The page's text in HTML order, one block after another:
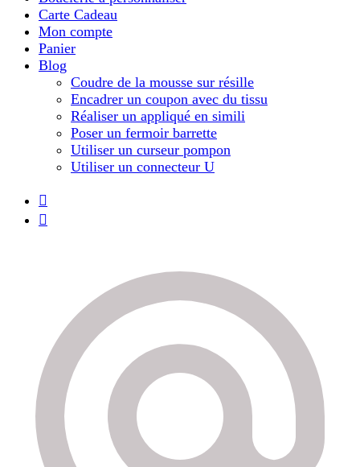
Carte Cadeau
Mon compte
Panier
Blog
Coudre de la mousse sur résille
Encadrer un coupon avec du tissu
Réaliser un appliqué en simili
Poser un fermoir barrette
Utiliser un curseur pompon
Utiliser un connecteur U